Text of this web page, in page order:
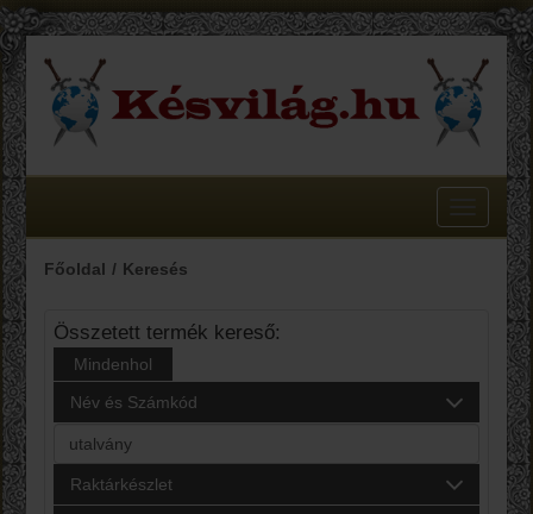
Toggle
Főoldal
Keresés
Összetett termék kereső:
Mindenhol
Név és Számkód
Raktárkészlet